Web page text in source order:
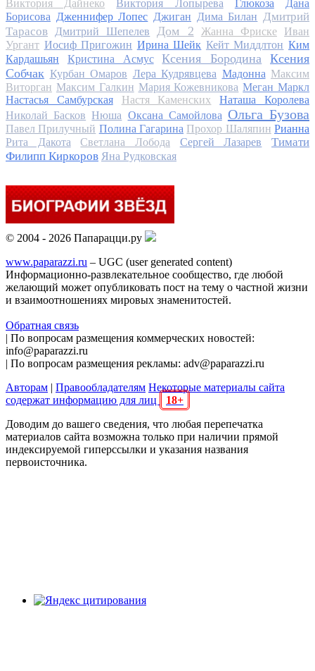
Виктория Дайнеко Виктория Лопырева Глюкоза
Дана
Борисова Дженнифер Лопес Джиган Дима Билан Дмитрий
Тарасов Дмитрий Шепелев Дом 2 Жанна Фриске
Иван
Ургант Иосиф Пригожин Ирина Шейк Кейт Миддлтон Ким
Кардашьян
Кристина Асмус Ксения Бородина
Ксения
Собчак Курбан Омаров Лера Кудрявцева Мадонна Максим
Виторган Максим Галкин Мария Кожевникова Меган Маркл
Настасья Самбурская
Настя Каменских
Наташа Королева
Николай Басков Нюша Оксана Самойлова Ольга Бузова
Павел Прилучный Полина Гагарина Прохор Шаляпин Рианна
Рита Дакота
Светлана Лобода Сергей Лазарев
Тимати
Филипп Киркоров Яна Рудковская
© 2004 - 2026 Папарацци.ру
www.paparazzi.ru – UGC (user generated content)
Информационно-развлекательное сообщество, где любой
желающий может опубликовать пост на тему о частной жизни
и взаимоотношениях мировых знаменитостей.
Обратная связь
| По вопросам размещения коммерческих новостей:
info@paparazzi.ru
| По вопросам размещения рекламы: adv@paparazzi.ru
Авторам
Правообладателям Некоторые материалы сайта
содержат информацию для лиц
18+
Доводим до вашего сведения, что любая перепечатка
материалов сайта возможна только при наличии прямой
индексируемой гиперссылки и указания названия
первоисточника.